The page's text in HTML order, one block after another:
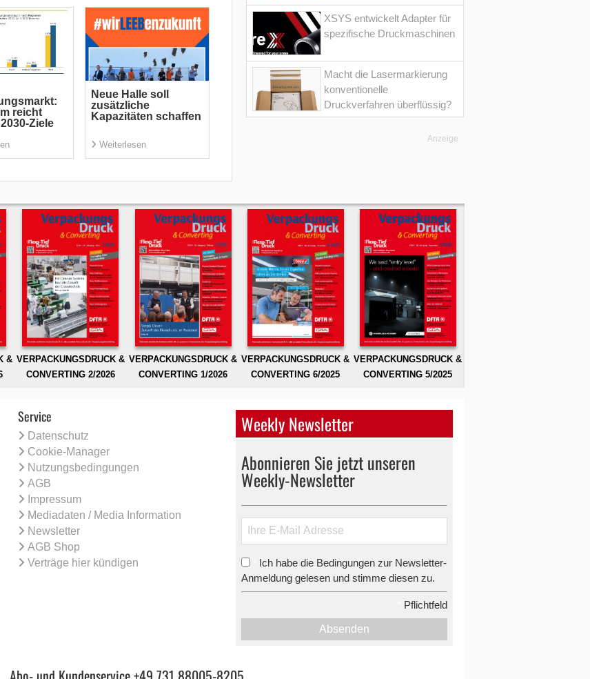
reicht
Ziele
Neue Halle soll
zusätzliche
Kapazitäten schaffen
Weiterlesen
XSYS entwickelt Adapter für
spezifische Druckmaschinen
Macht die Lasermarkierung
konventionelle
Druckverfahren überflüssig?
Anzeige
& VERPACKUNGSDRUCK &
CONVERTING 2/2026
VERPACKUNGSDRUCK &
CONVERTING 1/2026
VERPACKUNGSDRUCK &
CONVERTING 6/2025
VERPACKUNGSDRUCK &
CONVERTING 5/2025
Service
Datenschutz
Cookie-Manager
Nutzungsbedingungen
AGB
Impressum
Mediadaten / Media Information
Newsletter
AGB Shop
Verträge hier kündigen
Weekly Newsletter
Abonnieren Sie jetzt unseren
Weekly-Newsletter
Ich habe die Bedingungen zur Newsletter-
Anmeldung gelesen und stimme diesen zu.
Pflichtfeld
Absenden